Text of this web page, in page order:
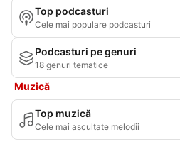
Top podcasturi
Cele mai populare podcasturi
Podcasturi pe genuri
18 genuri tematice
Muzică
Top muzică
Cele mai ascultate melodii